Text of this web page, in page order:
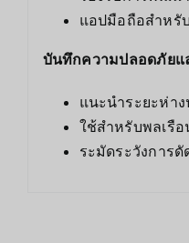
แอปมือถือสำหรั
บันทึกความปลอดภัยแ
แนะนำระยะห่า
ใช้สำหรับพลเรื
ระมัดระวังการ